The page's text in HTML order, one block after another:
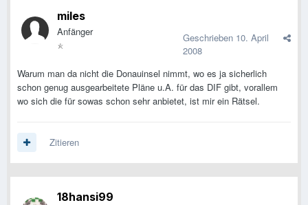
miles
Anfänger Geschrieben 10. April
2008
Warum man da nicht die Donauinsel nimmt, wo es ja sicherlich
schon genug ausgearbeitete Pläne u.A. für das DIF gibt, vorallem
wo sich die für sowas schon sehr anbietet, ist mir ein Rätsel.
Zitieren
18hansi99